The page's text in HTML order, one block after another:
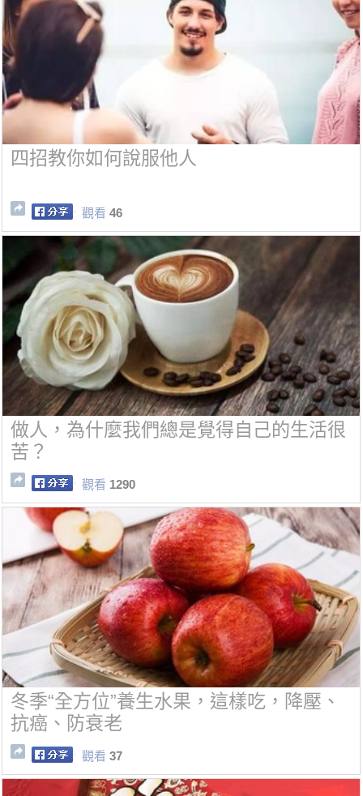
四招教你如何說服他人
觀看 46
做人，為什麼我們總是覺得自己的生活很
苦？
觀看 1290
冬季“全方位”養生水果，這樣吃，降壓、
抗癌、防衰老
觀看 37